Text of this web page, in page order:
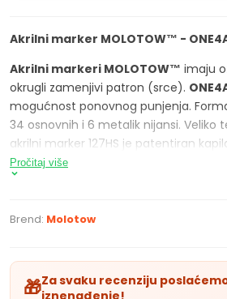
Akrilni marker MOLOTOW™ -
Akrilni markeri MOLOTOW™ imaju
okrugli zamenjivi patron (srce).
mogućnost ponovnog punjenja.
34 osnovnih i 6 metalik nijansi. Veliko
akrilni marker 127HS je patentiran
garantuje kontrolu ravnomernog
Zajedno s Flowmaster ™ pump-
svojstva bilo o kojoj podlozi da je reč
Metalne kuglice unutari markera
raspored vrlo koncentrovanog
Pročitaj više
Brend: Molotow
🎁Za svaku recenziju
iznenađenje!